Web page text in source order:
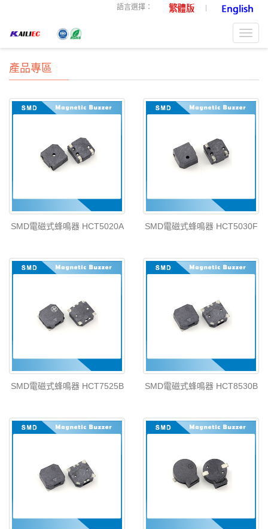
語言選擇：
產品專區
SMD電磁式蜂鳴器 HCT5020A SMD電磁式蜂鳴器 HCT5030F
SMD電磁式蜂鳴器 HCT7525B SMD電磁式蜂鳴器 HCT8530B